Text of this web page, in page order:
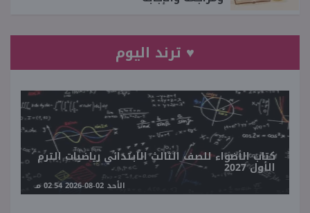
♥ ترند اليوم
كتاب الأضواء للصف الثالث الابتدائي رياضيات الترم
الأول 2027
الأحد 02-08-2026 02:54 مـ